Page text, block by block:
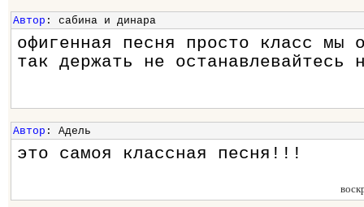
Автор : сабина и динара
офигенная песня просто класс мы
так держать не останавлевайтесь
Автор : Адель
это самоя классная песня!!!